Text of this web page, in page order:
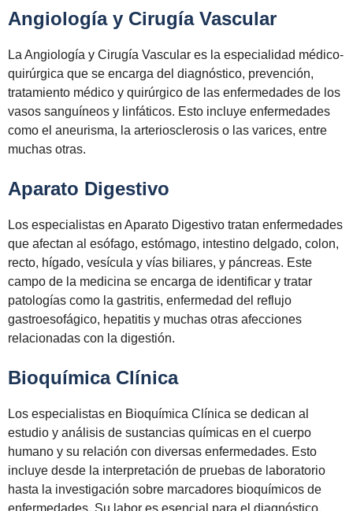
Angiología y Cirugía Vascular
La Angiología y Cirugía Vascular es la especialidad médico-
quirúrgica que se encarga del diagnóstico, prevención,
tratamiento médico y quirúrgico de las enfermedades de los
vasos sanguíneos y linfáticos. Esto incluye enfermedades
como el aneurisma, la arteriosclerosis o las varices, entre
muchas otras.
Aparato Digestivo
Los especialistas en Aparato Digestivo tratan enfermedades
que afectan al esófago, estómago, intestino delgado, colon,
recto, hígado, vesícula y vías biliares, y páncreas. Este
campo de la medicina se encarga de identificar y tratar
patologías como la gastritis, enfermedad del reflujo
gastroesofágico, hepatitis y muchas otras afecciones
relacionadas con la digestión.
Bioquímica Clínica
Los especialistas en Bioquímica Clínica se dedican al
estudio y análisis de sustancias químicas en el cuerpo
humano y su relación con diversas enfermedades. Esto
incluye desde la interpretación de pruebas de laboratorio
hasta la investigación sobre marcadores bioquímicos de
enfermedades. Su labor es esencial para el diagnóstico,